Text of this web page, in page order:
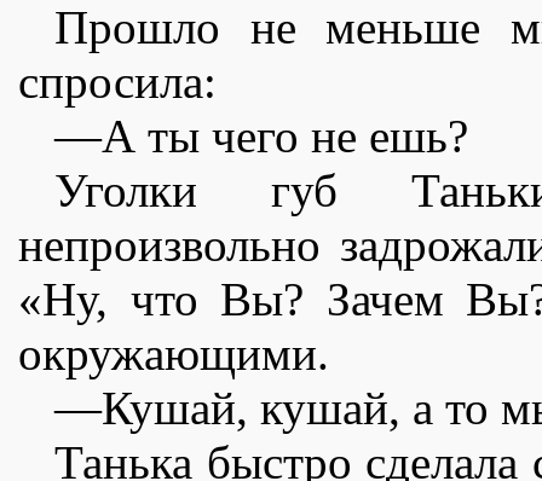
Прошло не меньше
спросила:
—А ты чего не ешь?
Уголки губ
непроизвольно
«Ну, что Вы? Зачем
окружающими.
—Кушай, кушай, а то
Танька быстро